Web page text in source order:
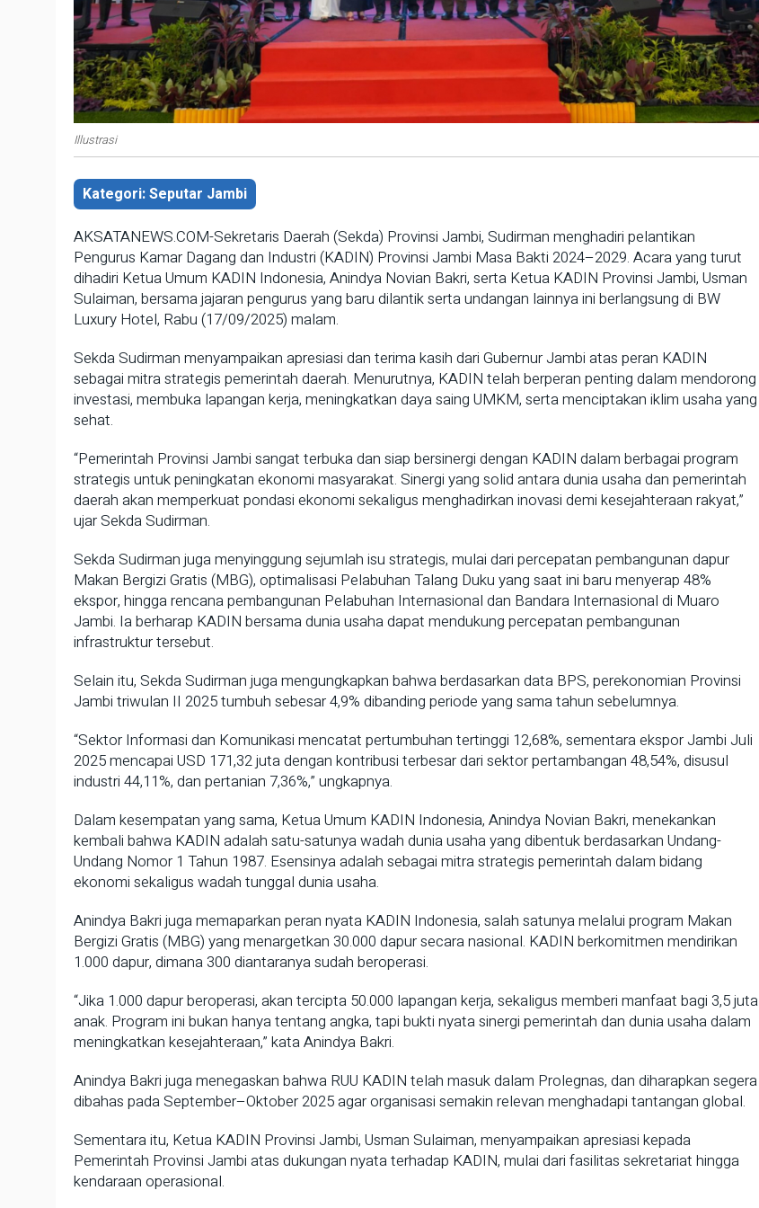
Illustrasi
Kategori: Seputar Jambi
AKSATANEWS.COM-Sekretaris Daerah (Sekda) Provinsi Jambi, Sudirman menghadiri pelantikan
Pengurus Kamar Dagang dan Industri (KADIN) Provinsi Jambi Masa Bakti 2024–2029. Acara yang turut
dihadiri Ketua Umum KADIN Indonesia, Anindya Novian Bakri, serta Ketua KADIN Provinsi Jambi, Usman
Sulaiman, bersama jajaran pengurus yang baru dilantik serta undangan lainnya ini berlangsung di BW
Luxury Hotel, Rabu (17/09/2025) malam.
Sekda Sudirman menyampaikan apresiasi dan terima kasih dari Gubernur Jambi atas peran KADIN
sebagai mitra strategis pemerintah daerah. Menurutnya, KADIN telah berperan penting dalam mendorong
investasi, membuka lapangan kerja, meningkatkan daya saing UMKM, serta menciptakan iklim usaha yang
sehat.
“Pemerintah Provinsi Jambi sangat terbuka dan siap bersinergi dengan KADIN dalam berbagai program
strategis untuk peningkatan ekonomi masyarakat. Sinergi yang solid antara dunia usaha dan pemerintah
daerah akan memperkuat pondasi ekonomi sekaligus menghadirkan inovasi demi kesejahteraan rakyat,”
ujar Sekda Sudirman.
Sekda Sudirman juga menyinggung sejumlah isu strategis, mulai dari percepatan pembangunan dapur
Makan Bergizi Gratis (MBG), optimalisasi Pelabuhan Talang Duku yang saat ini baru menyerap 48%
ekspor, hingga rencana pembangunan Pelabuhan Internasional dan Bandara Internasional di Muaro
Jambi. Ia berharap KADIN bersama dunia usaha dapat mendukung percepatan pembangunan
infrastruktur tersebut.
Selain itu, Sekda Sudirman juga mengungkapkan bahwa berdasarkan data BPS, perekonomian Provinsi
Jambi triwulan II 2025 tumbuh sebesar 4,9% dibanding periode yang sama tahun sebelumnya.
“Sektor Informasi dan Komunikasi mencatat pertumbuhan tertinggi 12,68%, sementara ekspor Jambi Juli
2025 mencapai USD 171,32 juta dengan kontribusi terbesar dari sektor pertambangan 48,54%, disusul
industri 44,11%, dan pertanian 7,36%,” ungkapnya.
Dalam kesempatan yang sama, Ketua Umum KADIN Indonesia, Anindya Novian Bakri, menekankan
kembali bahwa KADIN adalah satu-satunya wadah dunia usaha yang dibentuk berdasarkan Undang-
Undang Nomor 1 Tahun 1987. Esensinya adalah sebagai mitra strategis pemerintah dalam bidang
ekonomi sekaligus wadah tunggal dunia usaha.
Anindya Bakri juga memaparkan peran nyata KADIN Indonesia, salah satunya melalui program Makan
Bergizi Gratis (MBG) yang menargetkan 30.000 dapur secara nasional. KADIN berkomitmen mendirikan
1.000 dapur, dimana 300 diantaranya sudah beroperasi.
“Jika 1.000 dapur beroperasi, akan tercipta 50.000 lapangan kerja, sekaligus memberi manfaat bagi 3,5 juta
anak. Program ini bukan hanya tentang angka, tapi bukti nyata sinergi pemerintah dan dunia usaha dalam
meningkatkan kesejahteraan,” kata Anindya Bakri.
Anindya Bakri juga menegaskan bahwa RUU KADIN telah masuk dalam Prolegnas, dan diharapkan segera
dibahas pada September–Oktober 2025 agar organisasi semakin relevan menghadapi tantangan global.
Sementara itu, Ketua KADIN Provinsi Jambi, Usman Sulaiman, menyampaikan apresiasi kepada
Pemerintah Provinsi Jambi atas dukungan nyata terhadap KADIN, mulai dari fasilitas sekretariat hingga
kendaraan operasional.